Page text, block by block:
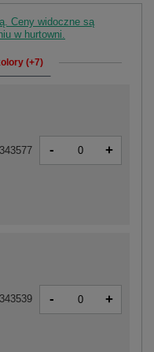
Ceny widoczne są
w hurtowni.
(+7)
- +
- +